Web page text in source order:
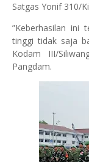
Satgas Yonif 310/
”Keberhasilan ini
tinggi tidak saja
Kodam III/
Pangdam.